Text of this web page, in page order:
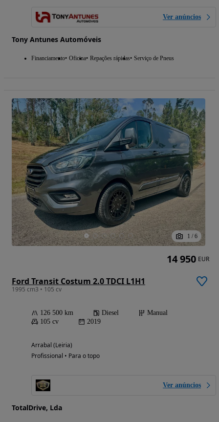
Ver anúncios
Tony Antunes Automóveis
Financiamento Oficina Repações rápidas Serviço de Pneus
1 / 6
Ford Transit Costum 2.0 TDCI L1H1
1995 cm3 • 105 cv
126 500 km Diesel
Manual
105 cv
2019
Arrabal (Leiria)
Profissional • Para o topo
Ver anúncios
TotalDrive, Lda
14 950 EUR